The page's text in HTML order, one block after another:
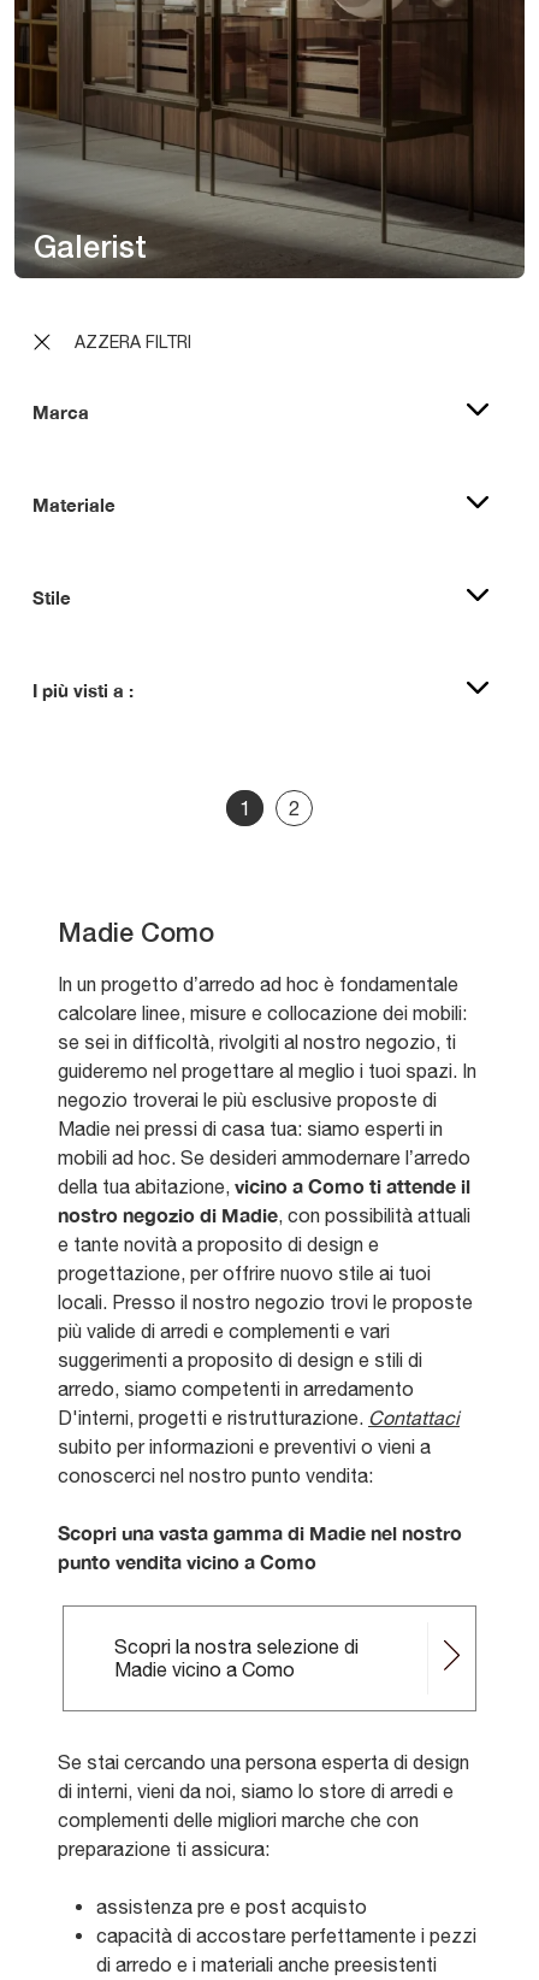
AZZERA FILTRI
Marca
Materiale
Stile
I più visti a :
Galerist
1 2
Madie Como
In un progetto d’arredo ad hoc è fondamentale
calcolare linee, misure e collocazione dei mobili:
se sei in difficoltà, rivolgiti al nostro negozio, ti
guideremo nel progettare al meglio i tuoi spazi. In
negozio troverai le più esclusive proposte di
Madie nei pressi di casa tua: siamo esperti in
mobili ad hoc. Se desideri ammodernare l’arredo
della tua abitazione, vicino a Como ti attende il
nostro negozio di Madie, con possibilità attuali
e tante novità a proposito di design e
progettazione, per offrire nuovo stile ai tuoi
locali. Presso il nostro negozio trovi le proposte
più valide di arredi e complementi e vari
suggerimenti a proposito di design e stili di
arredo, siamo competenti in arredamento
D'interni, progetti e ristrutturazione. Contattaci
subito per informazioni e preventivi o vieni a
conoscerci nel nostro punto vendita:
Scopri una vasta gamma di Madie nel nostro
punto vendita vicino a Como
Scopri la nostra selezione di
Madie vicino a Como
Se stai cercando una persona esperta di design
di interni, vieni da noi, siamo lo store di arredi e
complementi delle migliori marche che con
preparazione ti assicura:
assistenza pre e post acquisto
capacità di accostare perfettamente i pezzi
di arredo e i materiali anche preesistenti